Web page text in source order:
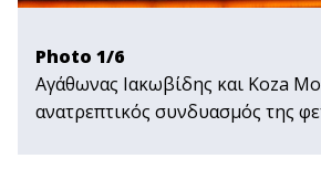
Photo 1/6
Αγάθωνας Ιακωβίδης και Koza
ανατρεπτικός συνδυασμός της